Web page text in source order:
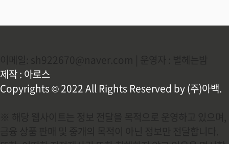
제작 : 아로스
Copyrights © 2022 All Rights Reserved by (주)아백.